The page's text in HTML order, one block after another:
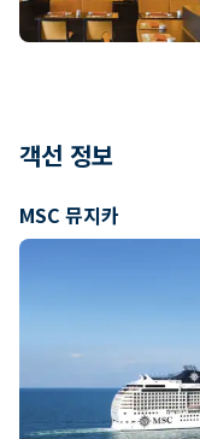
객선 정보
MSC 뮤지카